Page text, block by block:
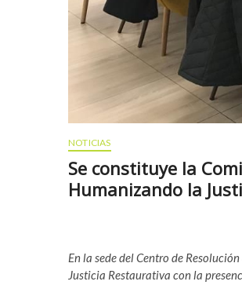
NOTICIAS
Se constituye la
Humanizando la
En la sede del Centro de
Justicia Restaurativa con la